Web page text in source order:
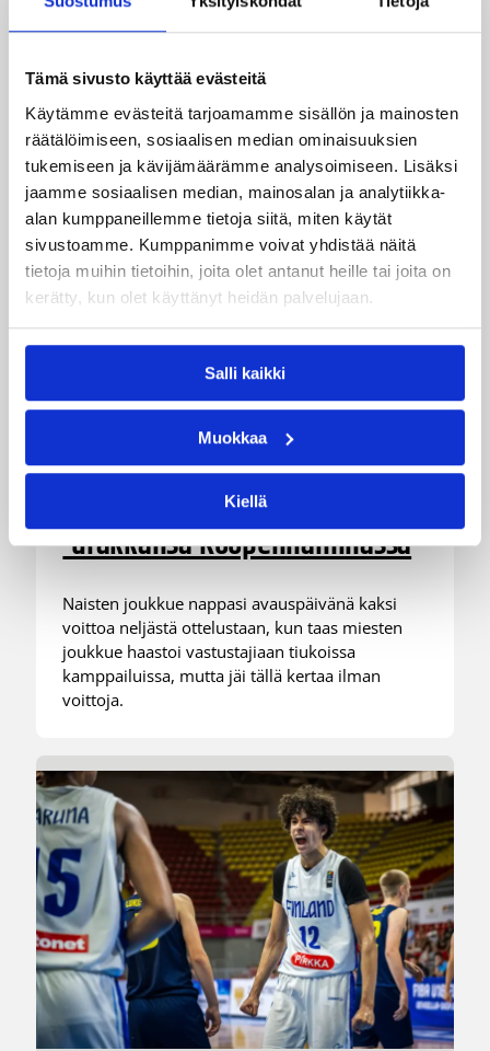
Tämä sivusto käyttää evästeitä
Käytämme evästeitä tarjoamamme sisällön ja mainosten
räätälöimiseen, sosiaalisen median ominaisuuksien
tukemiseen ja kävijämäärämme analysoimiseen. Lisäksi
jaamme sosiaalisen median, mainosalan ja analytiikka-
alan kumppaneillemme tietoja siitä, miten käytät
sivustoamme. Kumppanimme voivat yhdistää näitä
tietoja muihin tietoihin, joita olet antanut heille tai joita on
kerätty, kun olet käyttänyt heidän palvelujaan.
Salli kaikki
Muokkaa
Kiellä
Katso myös
Suomea edustavat 3×3-
joukkueet aloittivat Nordic Cup
-urakkansa Kööpenhaminassa
Naisten joukkue nappasi avauspäivänä kaksi
voittoa neljästä ottelustaan, kun taas miesten
joukkue haastoi vastustajiaan tiukoissa
kamppailuissa, mutta jäi tällä kertaa ilman
voittoja.